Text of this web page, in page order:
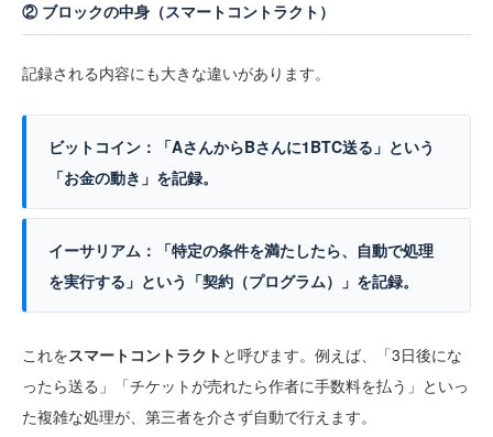
② ブロックの中身（スマートコントラクト）
記録される内容にも大きな違いがあります。
ビットコイン：
「AさんからBさんに1BTC送る」という
「お金の動き」 を記録。
イーサリアム：
「特定の条件を満たしたら、自動で処理
を実行する」という 「契約（プログラム）」 を記録。
これをスマートコントラクト と呼びます。例えば、「3日後にな
ったら送る」「チケットが売れたら作者に手数料を払う」といっ
た複雑な処理が、第三者を介さず自動で行えます。